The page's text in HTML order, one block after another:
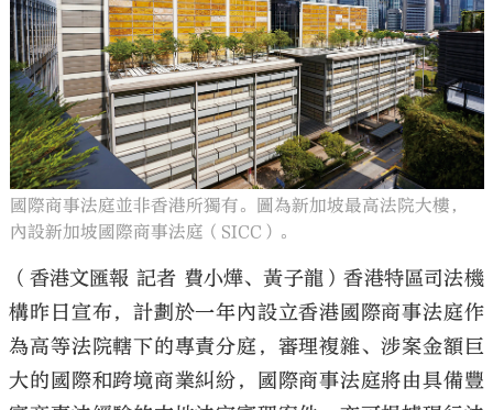
國際商事法庭並非香港所獨有。圖為新加坡最高法院大樓，
內設新加坡國際商事法庭（SICC）。
（香港文匯報 記者 費小燁、黃子龍）香港特區司法機
構昨日宣布，計劃於一年內設立香港國際商事法庭作
為高等法院轄下的專責分庭，審理複雜、涉案金額巨
大的國際和跨境商業糾紛，國際商事法庭將由具備豐